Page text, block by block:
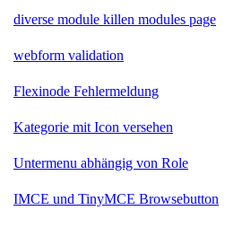
diverse module killen modules page
webform validation
Flexinode Fehlermeldung
Kategorie mit Icon versehen
Untermenu abhängig von Role
IMCE und TinyMCE Browsebutton